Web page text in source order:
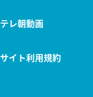
テレ朝動画
サイト利用規約